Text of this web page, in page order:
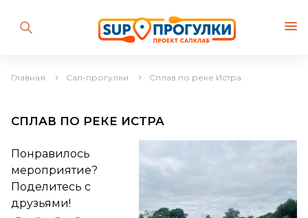
Главная Сап-прогулки Сплав по реке Истра
СПЛАВ ПО РЕКЕ ИСТРА
Понравилось
мероприятие?
Поделитесь с
друзьями!